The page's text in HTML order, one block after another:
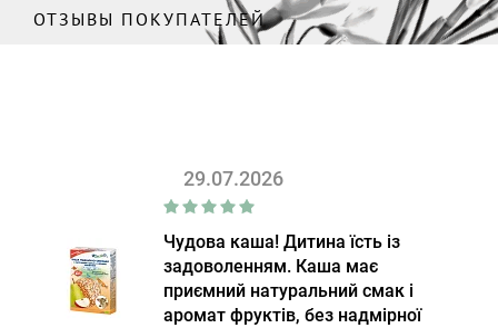
ОТЗЫВЫ ПОКУПАТЕЛЕЙ
29.07.2026
Чудова каша! Дитина їсть із
задоволенням. Каша має
приємний натуральний смак і
аромат фруктів, без надмірної